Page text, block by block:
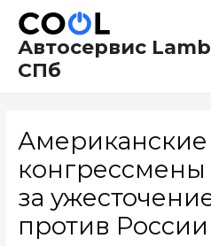
содержимому
Автосервис
СПб
Американские
за
против России
по
записям